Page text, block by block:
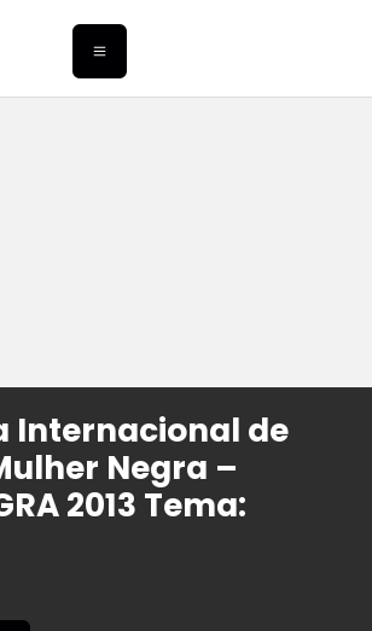
Internacional de
Negra –
2013 Tema: